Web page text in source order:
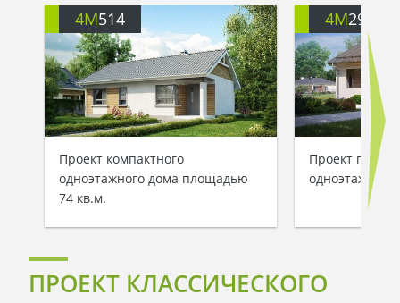
4M514
Проект компактного
одноэтажного дома площадью
74 кв.м.
4M292
Проект
одноэтажного
ПРОЕКТ КЛАССИЧЕСКОГО